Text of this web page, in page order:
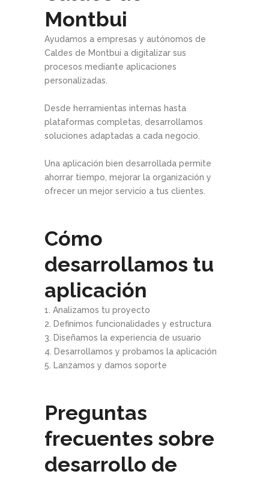
Montbui
Ayudamos a empresas y autónomos de
Caldes de Montbui a digitalizar sus
procesos mediante aplicaciones
personalizadas.
Desde herramientas internas hasta
plataformas completas, desarrollamos
soluciones adaptadas a cada negocio.
Una aplicación bien desarrollada permite
ahorrar tiempo, mejorar la organización y
ofrecer un mejor servicio a tus clientes.
Cómo
desarrollamos tu
aplicación
1. Analizamos tu proyecto
2. Definimos funcionalidades y estructura
3. Diseñamos la experiencia de usuario
4. Desarrollamos y probamos la aplicación
5. Lanzamos y damos soporte
Preguntas
frecuentes sobre
desarrollo de